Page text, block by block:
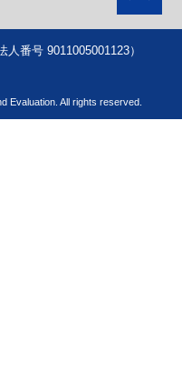
番号 9011005001123）
Evaluation. All rights reserved.